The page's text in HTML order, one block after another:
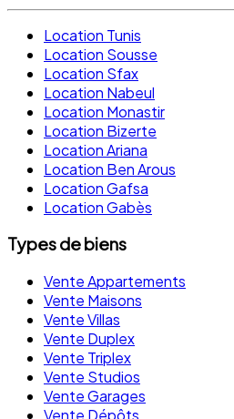
Location Tunis
Location Sousse
Location Sfax
Location Nabeul
Location Monastir
Location Bizerte
Location Ariana
Location Ben Arous
Location Gafsa
Location Gabès
Types de biens
Vente Appartements
Vente Maisons
Vente Villas
Vente Duplex
Vente Triplex
Vente Studios
Vente Garages
Vente Dépôts